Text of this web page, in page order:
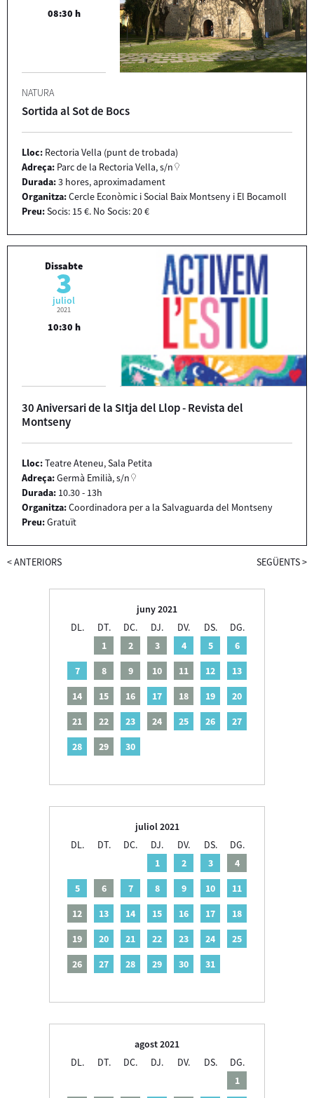
08:30 h
NATURA
Sortida al Sot de Bocs
Lloc: Rectoria Vella (punt de trobada)
Adreça: Parc de la Rectoria Vella, s/n
Durada:3 hores, aproximadament
Organitza:Cercle Econòmic i Social Baix Montseny i El Bocamoll
Preu:Socis: 15 €. No Socis: 20 €
Dissabte
3
juliol
2021
10:30 h
30 Aniversari de la SItja del Llop - Revista del
Montseny
Lloc:Teatre Ateneu, Sala Petita
Adreça:Germà Emilià, s/n
Durada: 10.30 - 13h
Organitza:Coordinadora per a la Salvaguarda del Montseny
Preu:Gratuït
<ANTERIORS SEGÜENTS>
juny 2021
DL.
DT. DC. DJ. DV. DS.
DG.
1
2 3 4 5
6
7
8 9 10 11 12
13
14
15 16 17 18 19
20
21
22 23 24 25 26
27
28
29 30
juliol 2021
DL.
DT. DC. DJ. DV. DS.
DG.
1
2 3
4
5
6 7 8 9 10
11
12
13 14 15 16 17
18
19
20 21 22 23 24
25
26
27 28 29 30 31
agost 2021
DL.
DT. DC. DJ. DV. DS.
DG.
1